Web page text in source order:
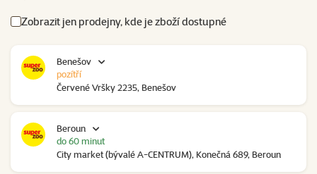
Zobrazit jen prodejny, kde je zboží dostupné
Benešov
Červené Vršky 2235, Benešov
pozítří
Beroun
City market (bývalé A-CENTRUM), Konečná 689, Beroun
do 60 minut